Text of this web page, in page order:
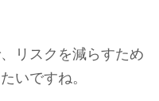
リスクを減らすため
いですね。